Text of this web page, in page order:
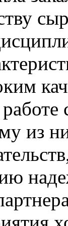
из